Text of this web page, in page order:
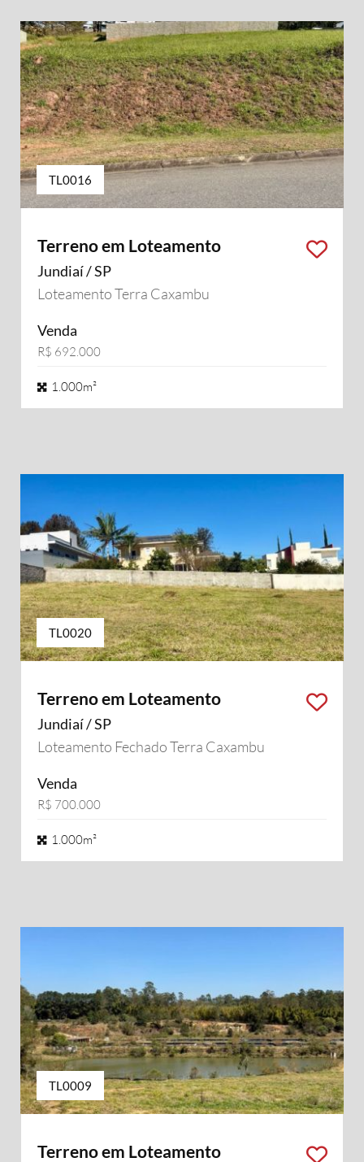
TL0016
Terreno em Loteamento
Jundiaí / SP
Loteamento Terra Caxambu
Venda
R$ 692.000
1.000m²
TL0020
Terreno em Loteamento
Jundiaí / SP
Loteamento Fechado Terra Caxambu
Venda
R$ 700.000
1.000m²
TL0009
Terreno em Loteamento